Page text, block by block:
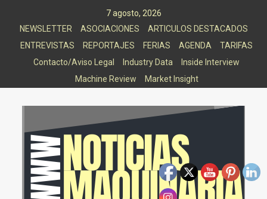
7 agosto, 2026
NEWSLETTER
ASOCIACIONES
ARTICULOS DESTACADOS
ENTREVISTAS
REPORTAJES FERIAS AGENDA
TARIFAS
Contacto/Aviso Legal
Industry Data
Inside Interview
Machine Review
Market Insight